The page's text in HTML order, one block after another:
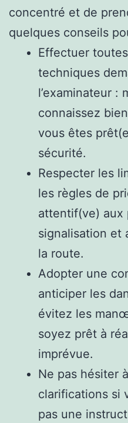
concentré et de
quelques conseils
Effectuer
techniques
l’examinateur :
connaissez
vous êtes
sécurité.
Respecter les
les règles de
attentif(ve) aux
signalisation et
la route.
Adopter une
anticiper les
évitez les
soyez prêt à
imprévue.
Ne pas hésiter
clarifications si
pas une